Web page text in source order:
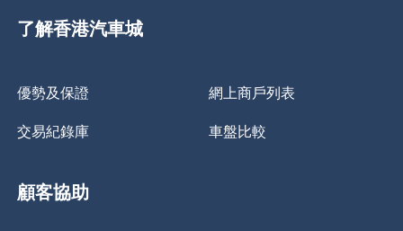
了解香港汽車城
優勢及保證 網上商戶列表
交易紀錄庫 車盤比較
顧客協助